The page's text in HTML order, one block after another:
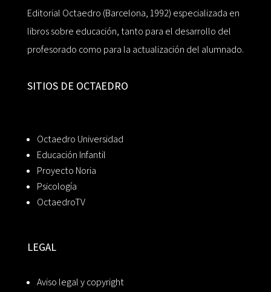
Editorial Octaedro (Barcelona, 1992) especializada en
libros sobre educación, tanto para el desarrollo del
profesorado como para la actualización del alumnado.
SITIOS DE OCTAEDRO
Octaedro Universidad
Educación Infantil
Proyecto Noria
Psicología
OctaedroTV
LEGAL
Aviso legal y copyright